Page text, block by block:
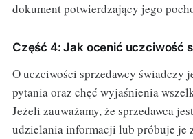
dokument potwierdzający jego
Część 4: Jak ocenić uczciwość
O uczciwości sprzedawcy świadczy
pytania oraz chęć wyjaśnienia
Jeżeli zauważamy, że sprzedawca
udzielania informacji lub próbuje je